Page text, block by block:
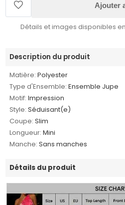
Ajouter
Détails et images disponibles
Description du produit
Matière: Polyester
Type d'Ensemble: Ensemble Jupe
Motif: Impression
Style: Séduisant(e)
Coupe: Slim
Longueur: Mini
Manche: Sans manches
Détails du produit